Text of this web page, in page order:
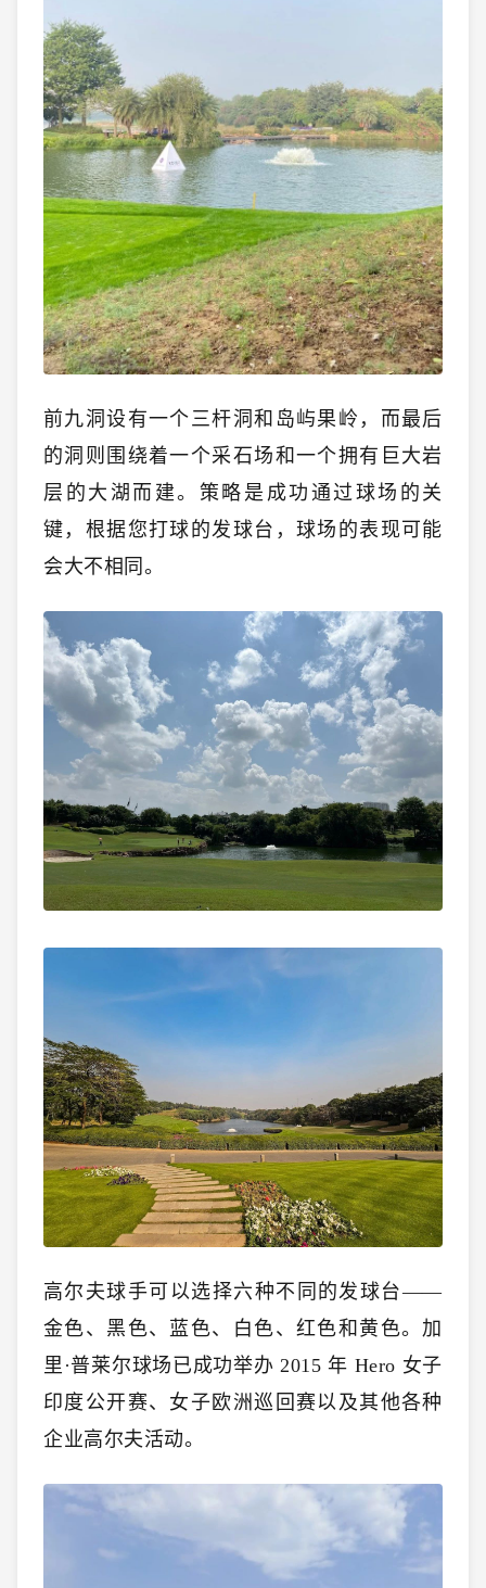
前九洞设有一个三杆洞和岛屿果岭，而最后
的洞则围绕着一个采石场和一个拥有巨大岩
层的大湖而建。策略是成功通过球场的关
键，根据您打球的发球台，球场的表现可能
会大不相同。
高尔夫球手可以选择六种不同的发球台——
金色、黑色、蓝色、白色、红色和黄色。加
里·普莱尔球场已成功举办 2015 年 Hero 女子
印度公开赛、女子欧洲巡回赛以及其他各种
企业高尔夫活动。